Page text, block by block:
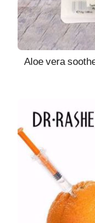
Aloe vera